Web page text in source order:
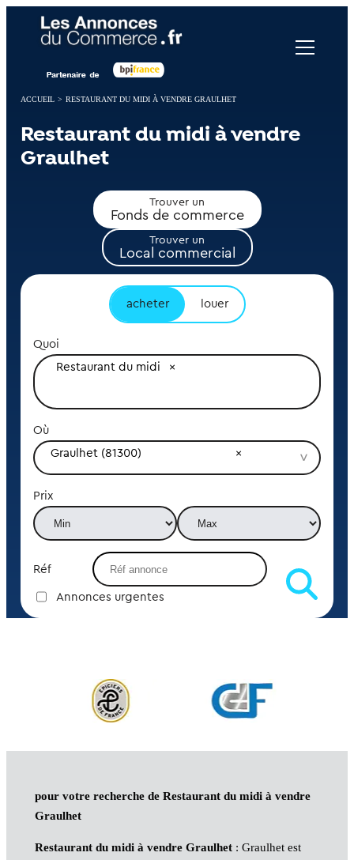
ACCUEIL > RESTAURANT DU MIDI À VENDRE GRAULHET
Restaurant du midi à vendre
Graulhet
Trouver un
Fonds de commerce
Trouver un
Local commercial
acheter louer
Quoi
Restaurant du midi
Où
Graulhet (81300)
Prix
Réf
Annonces urgentes
pour votre recherche de Restaurant du midi à vendre
Graulhet
Restaurant du midi à vendre Graulhet: Graulhet est
Panneau de gestion des cookies